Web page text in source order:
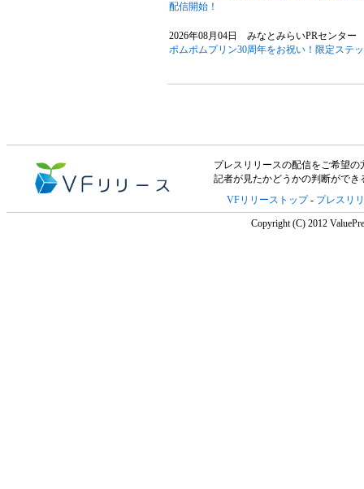
配信開始！
2026年08月04日 みなとみらいPRセンタ
ポムポムプリン30周年をお祝い！限定ステ
プレスリリースの配信をご希望の
記者が見たかどうかの判断がで
VFリリーストップ- プレスリ
Copyright (C) 2012